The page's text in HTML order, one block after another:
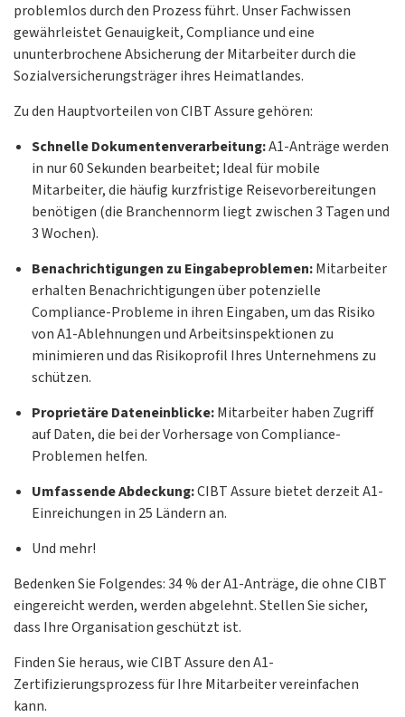
problemlos durch den Prozess führt. Unser Fachwissen
gewährleistet Genauigkeit, Compliance und eine
ununterbrochene Absicherung der Mitarbeiter durch die
Sozialversicherungsträger ihres Heimatlandes.
Zu den Hauptvorteilen von CIBT Assure gehören:
Schnelle Dokumentenverarbeitung:A1-Anträge werden
in nur 60 Sekunden bearbeitet; Ideal für mobile
Mitarbeiter, die häufig kurzfristige Reisevorbereitungen
benötigen (die Branchennorm liegt zwischen 3 Tagen und
3 Wochen).
Benachrichtigungen zu Eingabeproblemen:Mitarbeiter
erhalten Benachrichtigungen über potenzielle
Compliance-Probleme in ihren Eingaben, um das Risiko
von A1-Ablehnungen und Arbeitsinspektionen zu
minimieren und das Risikoprofil Ihres Unternehmens zu
schützen.
Proprietäre Dateneinblicke:Mitarbeiter haben Zugriff
auf Daten, die bei der Vorhersage von Compliance-
Problemen helfen.
Umfassende Abdeckung:CIBT Assure bietet derzeit A1-
Einreichungen in 25 Ländern an.
Und mehr!
Bedenken Sie Folgendes: 34 % der A1-Anträge, die ohne CIBT
eingereicht werden, werden abgelehnt. Stellen Sie sicher,
dass Ihre Organisation geschützt ist.
Finden Sie heraus, wie CIBT Assure den A1-
Zertifizierungsprozess für Ihre Mitarbeiter vereinfachen
kann.